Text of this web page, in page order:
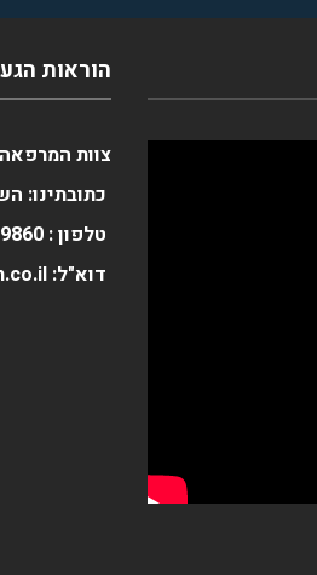
הוראות
צוות
כתובתינו:
טלפון : 0
דוא"ל: yossi@drfish.co.il